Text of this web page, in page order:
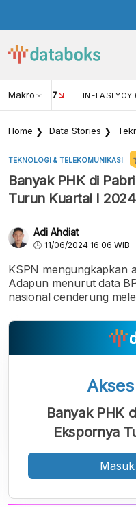
Makro
USD/IDR 17 INFLASI YOY
Home Data Stories
TEKNOLOGI & TELEKOMUNIKASI
Banyak PHK di
Turun Kuartal I 2024
Adi Ahdiat
11/06/2024 16:06 WIB
KSPN mengungkapkan
Adapun menurut data
nasional cenderung
Akses
Banyak PHK
Ekspornya